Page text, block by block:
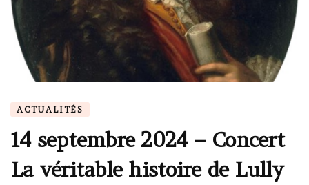
ACTUALITÉS
14 septembre 2024 – Concert
La véritable histoire de Lully